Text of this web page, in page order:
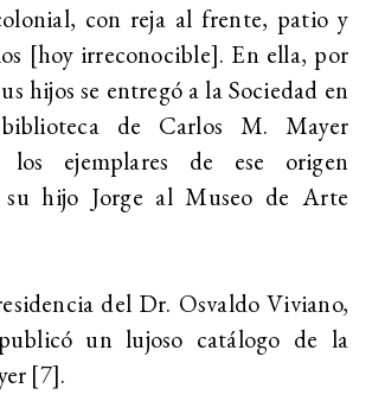
con reja al frente, patio y
[hoy irreconocible]. En ella, por
hijos se entregó a la Sociedad en
de Carlos M. Mayer
los ejemplares de ese origen
su hijo Jorge al Museo de Arte
del Dr. Osvaldo Viviano,
un lujoso catálogo de la
[7].